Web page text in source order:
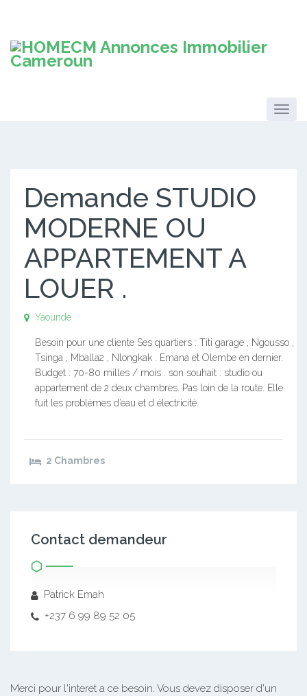
Demande STUDIO
MODERNE OU
APPARTEMENT A
LOUER .
Yaoundé
Besoin pour une cliente Ses quartiers : Titi garage , Ngousso ,
Tsinga , Mballa2 , Nlongkak . Emana et Olembe en dernier.
Budget : 70-80 milles / mois . son souhait : studio ou
appartement de 2 deux chambres. Pas loin de la route. Elle
fuit les problèmes d’eau et d électricité.
2 Chambres
Contact demandeur
Patrick Emah
+237 6 99 89 52 05
Merci pour l'interet a ce besoin. Vous devez disposer d'un